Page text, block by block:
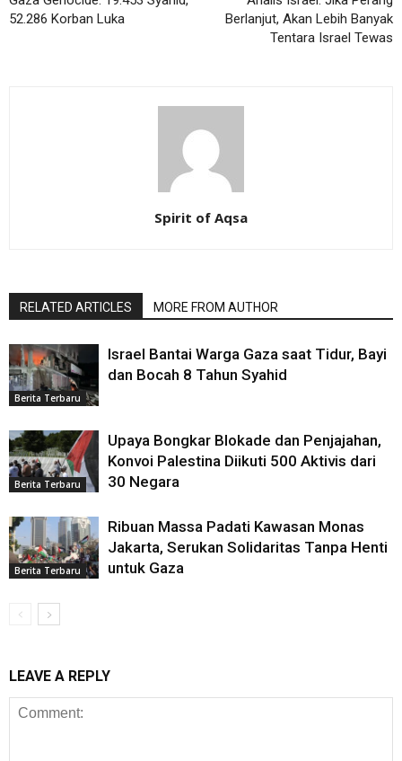
52.286 Korban Luka
Berlanjut, Akan Lebih Banyak
Tentara Israel Tewas
Spirit of Aqsa
RELATED ARTICLES MORE FROM AUTHOR
Berita Terbaru
Israel Bantai Warga Gaza saat Tidur, Bayi
dan Bocah 8 Tahun Syahid
Berita Terbaru
Upaya Bongkar Blokade dan Penjajahan,
Konvoi Palestina Diikuti 500 Aktivis dari
30 Negara
Berita Terbaru
Ribuan Massa Padati Kawasan Monas
Jakarta, Serukan Solidaritas Tanpa Henti
untuk Gaza
LEAVE A REPLY